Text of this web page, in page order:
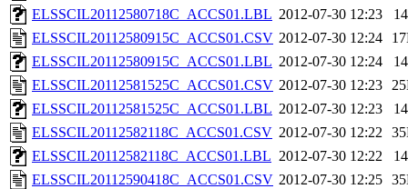
ELSSCIL20112580718C_ACCS01.LBL 2012-07-30 12:23
ELSSCIL20112580915C_ACCS01.CSV 2012-07-30 12:24
ELSSCIL20112580915C_ACCS01.LBL 2012-07-30 12:24
ELSSCIL20112581525C_ACCS01.CSV 2012-07-30 12:23
ELSSCIL20112581525C_ACCS01.LBL 2012-07-30 12:23
ELSSCIL20112582118C_ACCS01.CSV 2012-07-30 12:22
ELSSCIL20112582118C_ACCS01.LBL 2012-07-30 12:22
ELSSCIL20112590418C_ACCS01.CSV 2012-07-30 12:25